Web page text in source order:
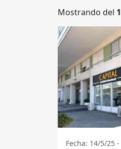
Mostrando del 1
Fecha: 14/5/25